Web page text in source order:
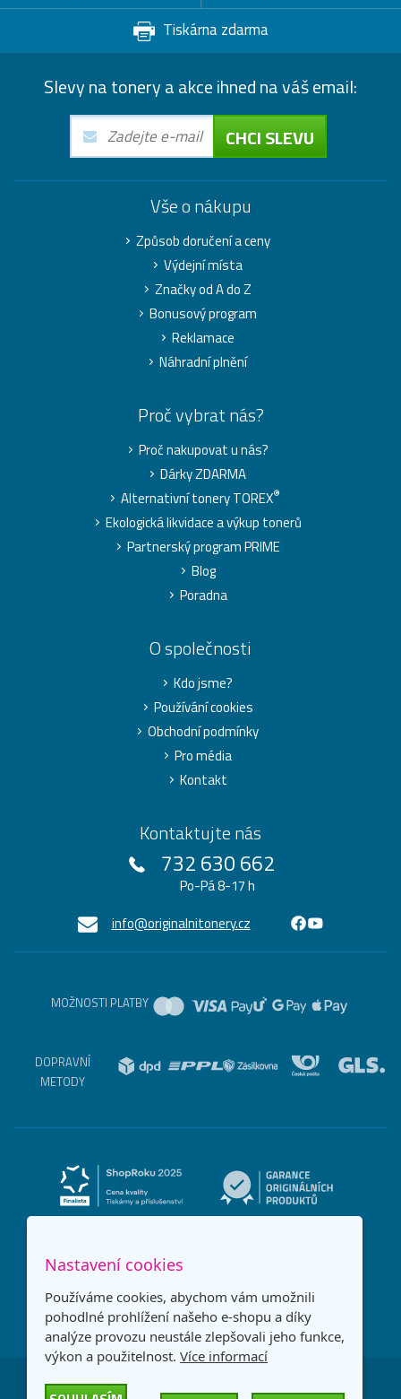
Tiskárna zdarma
Slevy na tonery a akce ihned na váš email:
CHCI SLEVU
Vše o nákupu
Způsob doručení a ceny
Výdejní místa
Značky od A do Z
Bonusový program
Reklamace
Náhradní plnění
Proč vybrat nás?
Proč nakupovat u nás?
Dárky ZDARMA
Alternativní tonery TOREX®
Ekologická likvidace a výkup tonerů
Partnerský program PRIME
Blog
Poradna
O společnosti
Kdo jsme?
Používání cookies
Obchodní podmínky
Pro média
Kontakt
Kontaktujte nás
732 630 662
Po-Pá 8-17 h
info@originalnitonery.cz
MOŽNOSTI PLATBY
DOPRAVNÍ
METODY
Česká republika Slovensko
Nastavení cookies
Používáme cookies, abychom vám umožnili
pohodlné prohlížení našeho e-shopu a díky
analýze provozu neustále zlepšovali jeho funkce,
výkon a použitelnost. Více informací